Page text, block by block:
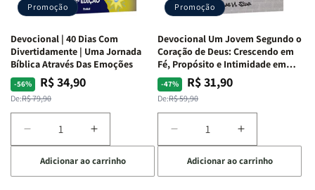
Promoção
Devocional | 40 Dias Com
Divertidamente | Uma Jornada
Bíblica Através Das Emoções
-56%
Preço
normal
De:R$ 79,90
Preço
promocional
R$ 34,90
Diminuir
a
quantidade
de
Aumentar
a
quantidade
de
Adicionar ao carrinho
Promoção
Devocional Um Jovem Segundo o
Coração de Deus: Crescendo em
Fé, Propósito e Intimidade em
Deus
-47%
Preço
normal
De:R$ 59,90
Preço
promocional
R$ 31,90
Diminuir
a
quantidade
de
Aumentar
a
quantidade
de
Adicionar ao carrinho